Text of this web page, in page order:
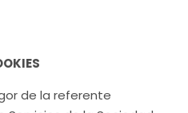
de la referente